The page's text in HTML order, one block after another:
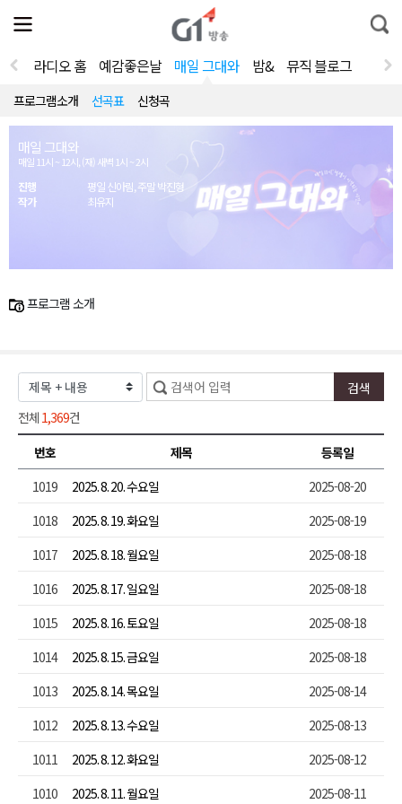
전
체
뉴
열
통
합
라디오 홈 예감좋은날 매일 그대와 밤& 뮤직 블로그
프로그램소개 선곡표 신청곡
매일 그대와
매일 11시 ~ 12시, (재) 새벽 1시 ~ 2시
진행
평일 신아림, 주말 박진형
작가
최유지
프로그램 소개
전체 1,369건
번호
제목
등록일
1019
2025. 8. 20. 수요일
2025-08-20
1018
2025. 8. 19. 화요일
2025-08-19
1017
2025. 8. 18. 월요일
2025-08-18
1016
2025. 8. 17. 일요일
2025-08-18
1015
2025. 8. 16. 토요일
2025-08-18
1014
2025. 8. 15. 금요일
2025-08-18
1013
2025. 8. 14. 목요일
2025-08-14
1012
2025. 8. 13. 수요일
2025-08-13
1011
2025. 8. 12. 화요일
2025-08-12
1010
2025. 8. 11. 월요일 2025-08-11